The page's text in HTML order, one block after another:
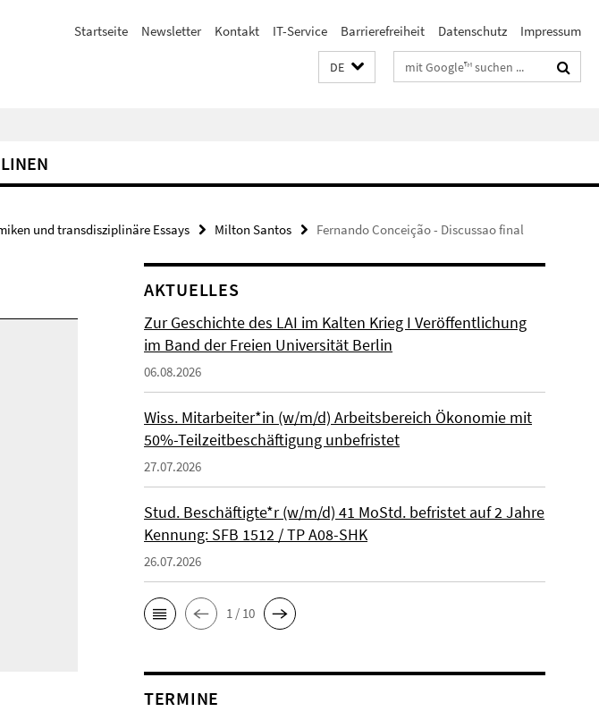
Startseite Newsletter Kontakt IT-Service Barrierefreiheit Datenschutz Impressum
DE Suchbegriffe
und transdisziplinäre Essays Milton Santos Fernando Conceição - Discussao final
AKTUELLES
Zur Geschichte des LAI im Kalten Krieg I Veröffentlichung
im Band der Freien Universität Berlin
06.08.2026
Wiss. Mitarbeiter*in (w/m/d) Arbeitsbereich Ökonomie mit
50%-Teilzeitbeschäftigung unbefristet
27.07.2026
Stud. Beschäftigte*r (w/m/d) 41 MoStd. befristet auf 2 Jahre
Kennung: SFB 1512 / TP A08-SHK
26.07.2026
1 / 10
TERMINE